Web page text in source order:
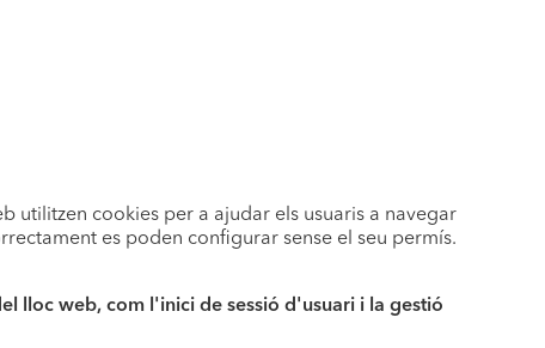
utilitzen cookies per a ajudar els usuaris a navegar
es poden configurar sense el seu permís.
lloc web, com l'inici de sessió d'usuari i la gestió